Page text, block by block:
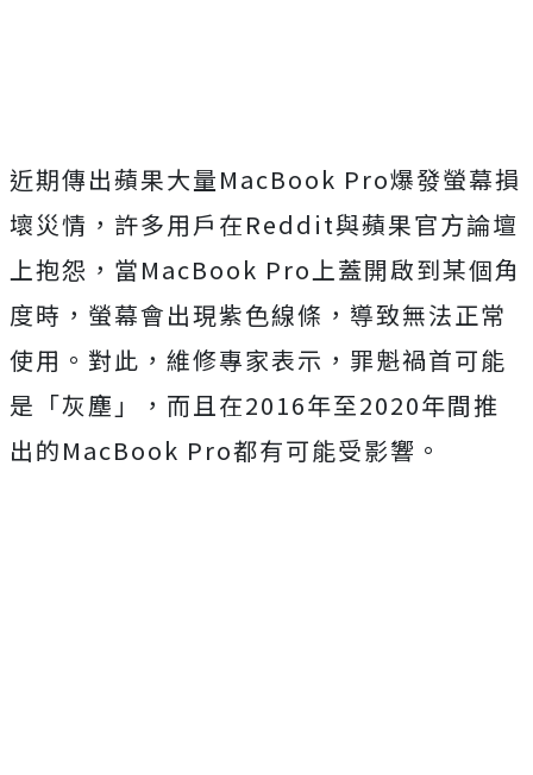
近期傳出蘋果大量MacBook Pro爆發螢幕損
壞災情，許多用戶在Reddit與蘋果官方論壇
上抱怨，當MacBook Pro上蓋開啟到某個角
度時，螢幕會出現紫色線條，導致無法正常
使用。對此，維修專家表示，罪魁禍首可能
是「灰塵」，而且在2016年至2020年間推
出的MacBook Pro都有可能受影響。